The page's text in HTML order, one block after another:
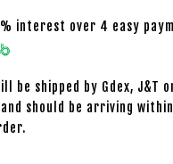
interest over 4 easy
be shipped by Gdex, J&T
should be arriving